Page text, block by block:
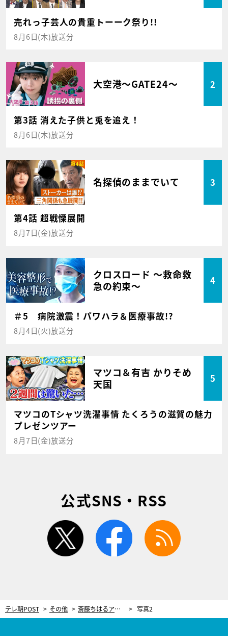
売れっ子芸人の貴重トーーク祭り!!
8月6日(木)放送分
大空港～GATE24～ 2
第3話 消えた子供と兎を追え！
8月6日(木)放送分
名探偵のままでいて 3
第4話 超戦慄展開
8月7日(金)放送分
クロスロード ～救命救
急の約束～
4
＃5 病院激震！パワハラ＆医療事故!?
8月4日(火)放送分
マツコ＆有吉 かりそめ
天国
5
マツコのTシャツ洗濯事情 たくろうの滋賀の魅力
プレゼンツアー
8月7日(金)放送分
公式SNS・RSS
twitter facebook
テレ朝POST その他 斎藤ちはるアナ、茶摘み体験！茶畑で「早乙女」の衣装をまとう 写真2